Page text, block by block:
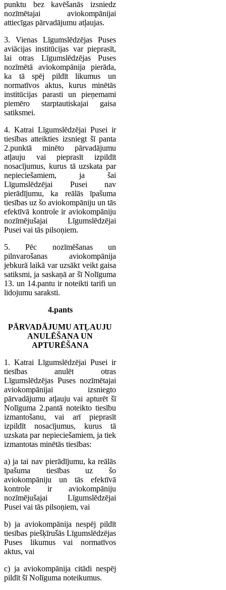
punktu bez kavēšanās izsniedz
nozīmētajai aviokompānijai
attiecīgas pārvadājumu atļaujas.
3. Vienas Līgumslēdzējas Puses
aviācijas institūcijas var pieprasīt,
lai otras Līgumslēdzējas Puses
nozīmētā aviokompānija pierāda,
ka tā spēj pildīt likumus un
normatīvos aktus, kurus minētās
institūcijas parasti un pieņemami
piemēro starptautiskajai gaisa
satiksmei.
4. Katrai Līgumslēdzējai Pusei ir
tiesības atteikties izsniegt šī panta
2.punktā minēto pārvadājumu
atļauju vai pieprasīt izpildīt
nosacījumus, kurus tā uzskata par
nepieciešamiem, ja šai
Līgumslēdzējai Pusei nav
pierādījumu, ka reālās īpašuma
tiesības uz šo aviokompāniju un tās
efektīvā kontrole ir aviokompāniju
nozīmējušajai Līgumslēdzējai
Pusei vai tās pilsoņiem.
5. Pēc nozīmēšanas un
pilnvarošanas aviokompānija
jebkurā laikā var uzsākt veikt gaisa
satiksmi, ja saskaņā ar šī Nolīguma
13. un 14.pantu ir noteikti tarifi un
lidojumu saraksti.
4.pants
PĀRVADĀJUMU ATĻAUJU
ANULĒŠANA UN
APTURĒŠANA
1. Katrai Līgumslēdzējai Pusei ir
tiesības anulēt otras
Līgumslēdzējas Puses nozīmētajai
aviokompānijai izsniegto
pārvadājumu atļauju vai apturēt šī
Nolīguma 2.pantā noteikto tiesību
izmantošanu, vai arī pieprasīt
izpildīt nosacījumus, kurus tā
uzskata par nepieciešamiem, ja tiek
izmantotas minētās tiesības:
a) ja tai nav pierādījumu, ka reālās
īpašuma tiesības uz šo
aviokompāniju un tās efektīvā
kontrole ir aviokompāniju
nozīmējušajai Līgumslēdzējai
Pusei vai tās pilsoņiem, vai
b) ja aviokompānija nespēj pildīt
tiesības piešķīrušās Līgumslēdzējas
Puses likumus vai normatīvos
aktus, vai
c) ja aviokompānija citādi nespēj
pildīt šī Nolīguma noteikumus.